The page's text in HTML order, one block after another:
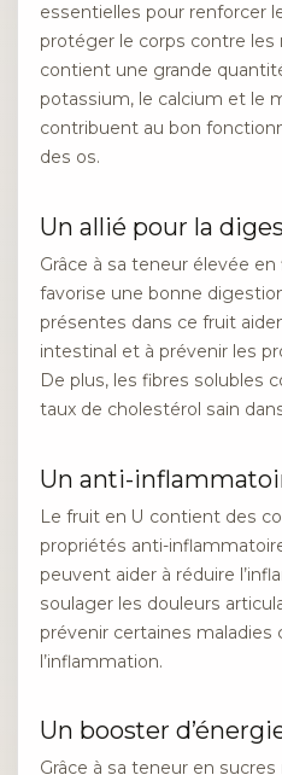
essentielles pour renforcer
protéger le corps contre les
contient une grande
potassium, le calcium et le
contribuent au bon
des os.
Un allié pour la
Grâce à sa teneur élevée
favorise une bonne
présentes dans ce fruit
intestinal et à prévenir les
De plus, les fibres solubles
taux de cholestérol sain
Un anti-
Le fruit en U contient des
propriétés anti-
peuvent aider à réduire
soulager les douleurs
prévenir certaines maladies
l’inflammation.
Un booster
Grâce à sa teneur en